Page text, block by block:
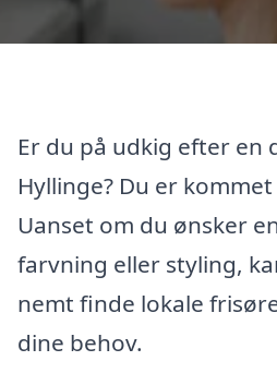
Er du på udkig efter en
Hyllinge? Du er
Uanset om du ønsker
farvning eller styling,
nemt finde lokale
dine behov.